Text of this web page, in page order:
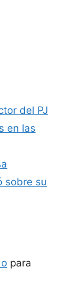
del PJ
en las
sobre su
para